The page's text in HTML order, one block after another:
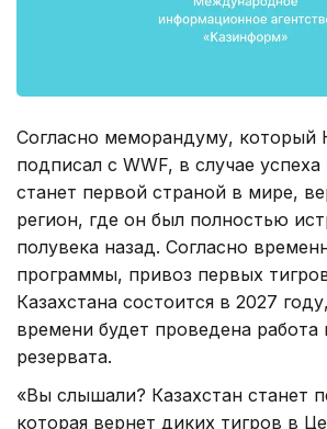
Согласно меморандуму, который
подписал с WWF, в случае успеха
станет первой страной в мире,
регион, где он был полностью
полувека назад. Согласно
программы, привоз первых
Казахстана состоится в 2027
времени будет проведена работа
резервата.
«Вы слышали? Казахстан станет
которая вернет диких тигров в